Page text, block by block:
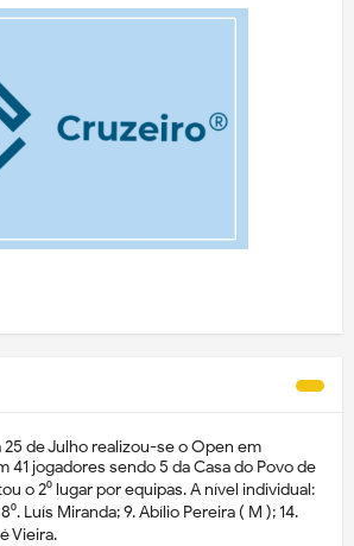
25 de Julho realizou-se o Open em
41 jogadores sendo 5 da Casa do Povo de
o 2⁰ lugar por equipas. A nível individual:
Luís Miranda; 9. Abílio Pereira ( M ); 14.
Vieira.